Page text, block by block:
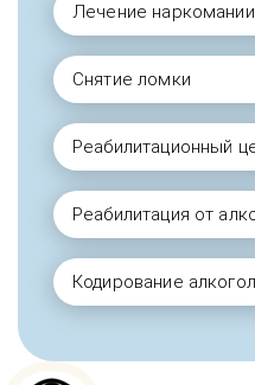
Лечение наркомании
Снятие ломки
Реабилитационный
Реабилитация от
Кодирование